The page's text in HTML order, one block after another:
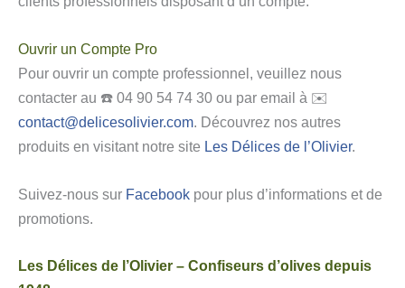
Ouvrir un Compte Pro
Pour ouvrir un compte professionnel, veuillez nous
contacter au ☎️ 04 90 54 74 30 ou par email à ✉️
contact@delicesolivier.com. Découvrez nos autres
produits en visitant notre site Les Délices de l’Olivier.
Suivez-nous sur Facebook pour plus d’informations et de
promotions.
Les Délices de l’Olivier – Confiseurs d’olives depuis